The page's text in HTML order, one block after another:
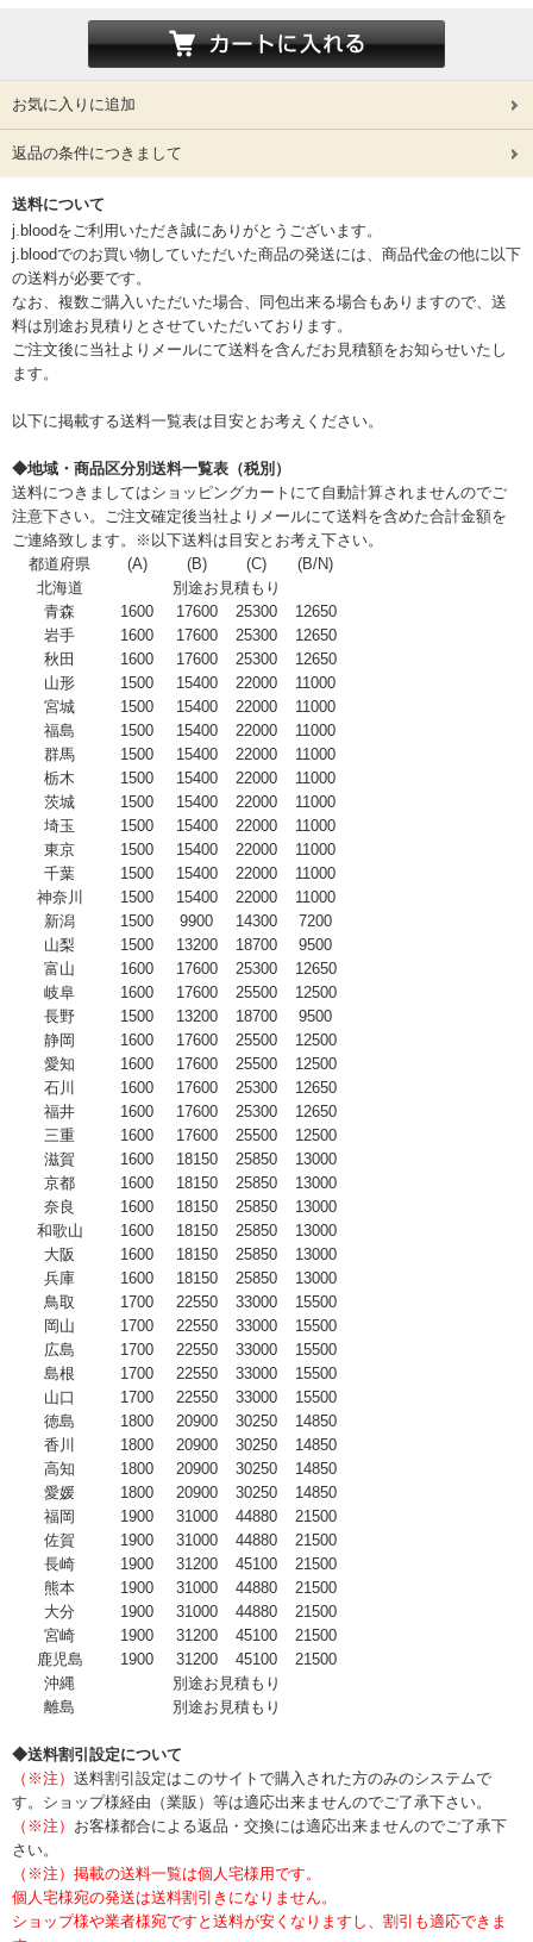
お気に入りに追加
返品の条件につきまして
送料について
j.bloodをご利用いただき誠にありがとうございます。
j.bloodでのお買い物していただいた商品の発送には、商品代金の他に以下
の送料が必要です。
なお、複数ご購入いただいた場合、同包出来る場合もありますので、送
料は別途お見積りとさせていただいております。
ご注文後に当社よりメールにて送料を含んだお見積額をお知らせいたし
ます。
以下に掲載する送料一覧表は目安とお考えください。
◆地域・商品区分別送料一覧表（税別）
送料につきましてはショッピングカートにて自動計算されませんのでご
注意下さい。ご注文確定後当社よりメールにて送料を含めた合計金額を
ご連絡致します。※以下送料は目安とお考え下さい。
都道府県
(A) (B) (C)
(B/N)
北海道
別途お見積もり
青森
1600 17600 25300
12650
岩手
1600 17600 25300
12650
秋田
1600 17600 25300
12650
山形
1500 15400 22000
11000
宮城
1500 15400 22000
11000
福島
1500 15400 22000
11000
群馬
1500 15400 22000
11000
栃木
1500 15400 22000
11000
茨城
1500 15400 22000
11000
埼玉
1500 15400 22000
11000
東京
1500 15400 22000
11000
千葉
1500 15400 22000
11000
神奈川
1500 15400 22000
11000
新潟
1500 9900 14300
7200
山梨
1500 13200 18700
9500
富山
1600 17600 25300
12650
岐阜
1600 17600 25500
12500
長野
1500 13200 18700
9500
静岡
1600 17600 25500
12500
愛知
1600 17600 25500
12500
石川
1600 17600 25300
12650
福井
1600 17600 25300
12650
三重
1600 17600 25500
12500
滋賀
1600 18150 25850
13000
京都
1600 18150 25850
13000
奈良
1600 18150 25850
13000
和歌山
1600 18150 25850
13000
大阪
1600 18150 25850
13000
兵庫
1600 18150 25850
13000
鳥取
1700 22550 33000
15500
岡山
1700 22550 33000
15500
広島
1700 22550 33000
15500
島根
1700 22550 33000
15500
山口
1700 22550 33000
15500
徳島
1800 20900 30250
14850
香川
1800 20900 30250
14850
高知
1800 20900 30250
14850
愛媛
1800 20900 30250
14850
福岡
1900 31000 44880
21500
佐賀
1900 31000 44880
21500
長崎
1900 31200 45100
21500
熊本
1900 31000 44880
21500
大分
1900 31000 44880
21500
宮崎
1900 31200 45100
21500
鹿児島
1900 31200 45100
21500
沖縄
別途お見積もり
離島
別途お見積もり
◆送料割引設定について
（※注） 送料割引設定はこのサイトで購入された方のみのシステムで
す。ショップ様経由（業販）等は適応出来ませんのでご了承下さい。
（※注） お客様都合による返品・交換には適応出来ませんのでご了承下
さい。
（※注）掲載の送料一覧は個人宅様用です。
個人宅様宛の発送は送料割引きになりません。
ショップ様や業者様宛ですと送料が安くなりますし、割引も適応できま